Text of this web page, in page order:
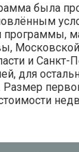
была
программы,
Московской
и Санкт-
для